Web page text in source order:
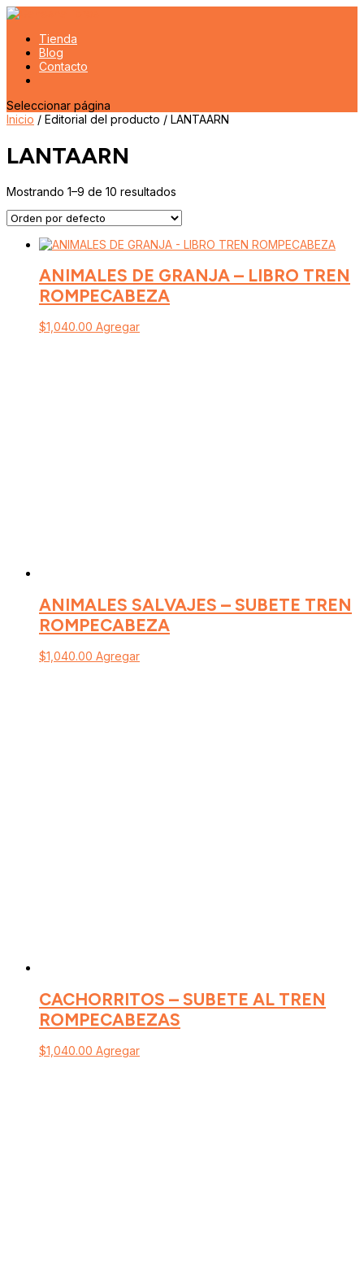
Tienda
Blog
Contacto
Seleccionar página
Inicio / Editorial del producto / LANTAARN
LANTAARN
Mostrando 1–9 de 10 resultados
ANIMALES DE GRANJA – LIBRO TREN
ROMPECABEZA
$1,040.00 Agregar
ANIMALES SALVAJES – SUBETE TREN
ROMPECABEZA
$1,040.00 Agregar
CACHORRITOS – SUBETE AL TREN
ROMPECABEZAS
$1,040.00 Agregar